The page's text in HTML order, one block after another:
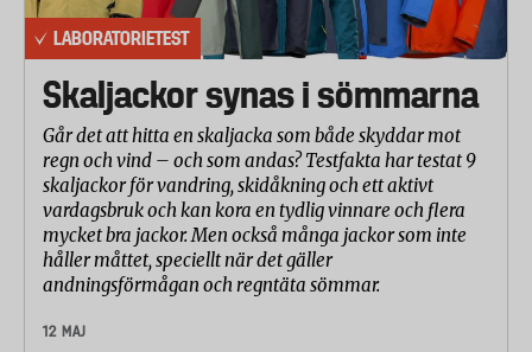
LABORATORIETEST
Skaljackor synas i sömmarna
Går det att hitta en skaljacka som både skyddar mot
regn och vind – och som andas? Testfakta har testat 9
skaljackor för vandring, skidåkning och ett aktivt
vardagsbruk och kan kora en tydlig vinnare och flera
mycket bra jackor. Men också många jackor som inte
håller måttet, speciellt när det gäller
andningsförmågan och regntäta sömmar.
12 MAJ